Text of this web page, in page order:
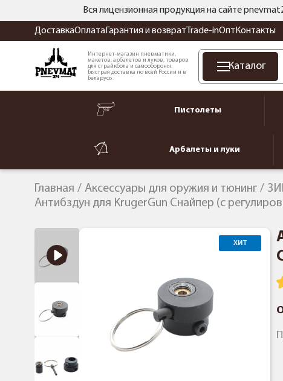
Вся лицензионная продукция на сайте
ДоставкаОплата Гарантия и возврат Trade-inОпт Контакты
Интернет-магазин пневматики,
макетов, арбалетов и луков, товаров
для страйкбола и самообороны.
Быстрая доставка по всей России и в
Беларусь.
Каталог
Пистолеты
Арбалеты и луки
Главная Аксессуары для оружия и тюнинг
Антибздун для KrugerGun Снайпер (с
ХИТ